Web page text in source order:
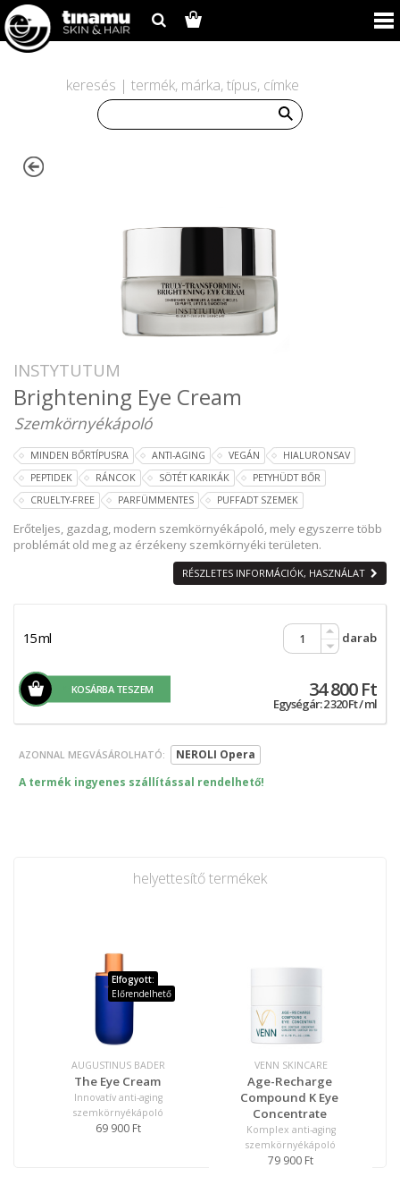
keresés | termék, márka, típus, címke
INSTYTUTUM
Brightening Eye Cream
Szemkörnyékápoló
MINDEN BŐRTÍPUSRA ANTI-AGING VEGÁN
HIALURONSAV
PEPTIDEK
RÁNCOK SÖTÉT KARIKÁK
PETYHÜDT BŐR
CRUELTY-FREE
PARFÜMMENTES PUFFADT SZEMEK
Erőteljes, gazdag, modern szemkörnyékápoló, mely egyszerre több
problémát old meg az érzékeny szemkörnyéki területen.
RÉSZLETES INFORMÁCIÓK, HASZNÁLAT
15 ml darab
KOSÁRBA TESZEM 34 800 Ft
Egységár: 2 320 Ft / ml
AZONNAL MEGVÁSÁROLHATÓ:
NEROLI Opera
A termék ingyenes szállítással rendelhető!
helyettesítő termékek
Elfogyott:
Előrendelhető
AUGUSTINUS BADER
The Eye Cream
Innovatív anti-aging
szemkörnyékápoló
69 900 Ft
VENN SKINCARE
Age-Recharge
Compound K Eye
Concentrate
Komplex anti-aging
szemkörnyékápoló
79 900 Ft